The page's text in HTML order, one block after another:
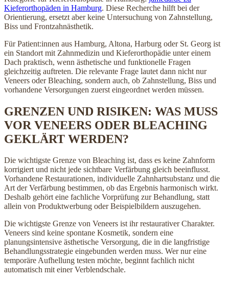
Kieferorthopäden in Hamburg. Diese Recherche hilft bei der
Orientierung, ersetzt aber keine Untersuchung von Zahnstellung,
Biss und Frontzahnästhetik.
Für Patient:innen aus Hamburg, Altona, Harburg oder St. Georg ist
ein Standort mit Zahnmedizin und Kieferorthopädie unter einem
Dach praktisch, wenn ästhetische und funktionelle Fragen
gleichzeitig auftreten. Die relevante Frage lautet dann nicht nur
Veneers oder Bleaching, sondern auch, ob Zahnstellung, Biss und
vorhandene Versorgungen zuerst eingeordnet werden müssen.
GRENZEN UND RISIKEN: WAS MUSS
VOR VENEERS ODER BLEACHING
GEKLÄRT WERDEN?
Die wichtigste Grenze von Bleaching ist, dass es keine Zahnform
korrigiert und nicht jede sichtbare Verfärbung gleich beeinflusst.
Vorhandene Restaurationen, individuelle Zahnhartsubstanz und die
Art der Verfärbung bestimmen, ob das Ergebnis harmonisch wirkt.
Deshalb gehört eine fachliche Vorprüfung zur Behandlung, statt
allein von Produktwerbung oder Beispielbildern auszugehen.
Die wichtigste Grenze von Veneers ist ihr restaurativer Charakter.
Veneers sind keine spontane Kosmetik, sondern eine
planungsintensive ästhetische Versorgung, die in die langfristige
Behandlungsstrategie eingebunden werden muss. Wer nur eine
temporäre Aufhellung testen möchte, beginnt fachlich nicht
automatisch mit einer Verblendschale.